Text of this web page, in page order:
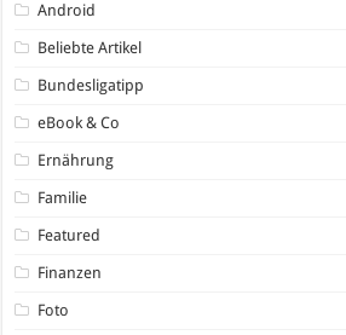
Android
Beliebte Artikel
Bundesligatipp
eBook & Co
Ernährung
Familie
Featured
Finanzen
Foto